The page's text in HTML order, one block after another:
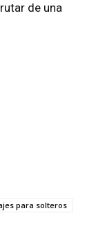
de una
para solteros